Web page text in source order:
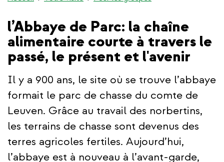
l’Abbaye de Parc: la chaîne
alimentaire courte à travers le
passé, le présent et l'avenir
Il y a 900 ans, le site où se trouve l’abbaye
formait le parc de chasse du comte de
Leuven. Grâce au travail des norbertins,
les terrains de chasse sont devenus des
terres agricoles fertiles. Aujourd’hui,
l’abbaye est à nouveau à l’avant-garde,